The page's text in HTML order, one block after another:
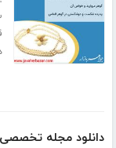
دانلود مجله تخصصی